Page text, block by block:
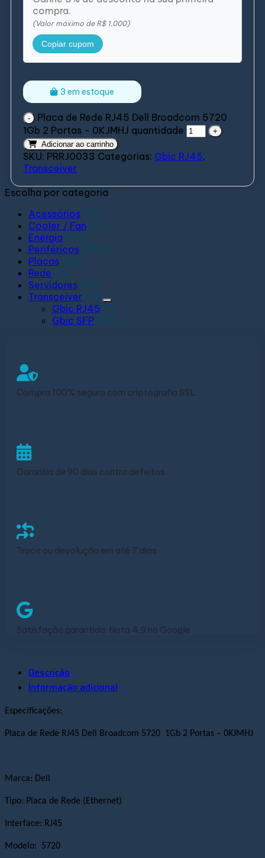
compra.
(Valor máximo de R$ 1.000)
Copiar cupom
3 em estoque
Placa de Rede RJ45 Dell Broadcom 5720
1Gb 2 Portas - 0KJMHJ quantidade
Adicionar ao carrinho
SKU: PRRJ0033 Categorias: Gbic RJ45,
Transceiver
Escolha por categoria
Acessórios (71)
Cooler / Fan (27)
Energia (62)
Periféricos (272)
Placas (213)
Rede (7)
Servidores (79)
Transceiver (71)
Gbic RJ45 (1)
Gbic SFP (70)
Compra 100% segura com criptografia SSL
Garantia de 90 dias contra defeitos
Troca ou devolução em até 7 dias
Satisfação garantida: Nota 4,9 no Google
Descrição
Informação adicional
Especificações:
Placa de Rede RJ45 Dell Broadcom 5720 1Gb 2 Portas – 0KJMHJ
Marca: Dell
Tipo: Placa de Rede (Ethernet)
Interface: RJ45
Modelo: 5720